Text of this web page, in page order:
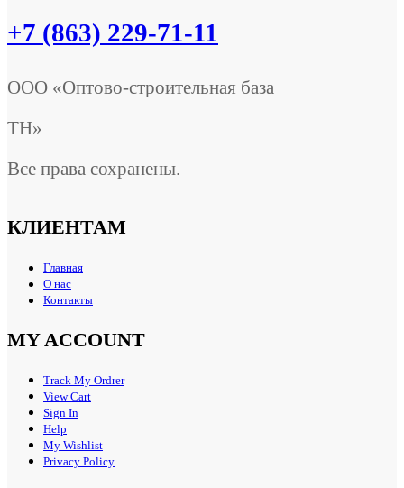
+7 (863) 229-71-11
ООО «Оптово-строительная база
ТН»
Все права сохранены.
КЛИЕНТАМ
Главная
О нас
Контакты
MY ACCOUNT
Track My Ordrer
View Cart
Sign In
Help
My Wishlist
Privacy Policy